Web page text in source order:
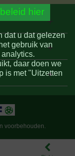
hier
dat u dat gelezen
gebruik van
daar doen we
is met "Uitzetten
voorbehouden.